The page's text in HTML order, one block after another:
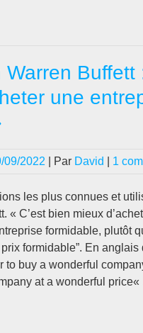
Warren Buffett
une
09/2022 | Par David 1
les plus connues et
« C’est bien mieux
formidable, plutôt
formidable”. En anglais
to buy a wonderful
at a wonderful